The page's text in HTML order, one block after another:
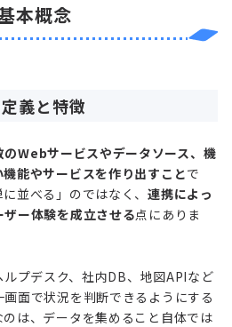
本概念
義と特徴
のWebサービスやデータソース、機
能やサービスを作り出すことで
並べる」のではなく、連携によっ
ー体験を成立させる点にありま
ルプデスク、社内DB、地図APIなど
面で状況を判断できるようにする
は、データを集めること自体では